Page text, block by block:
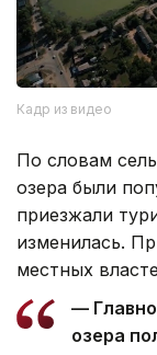
Кадр из видео
По словам
озера были
приезжали
изменилась.
местных
—
озера